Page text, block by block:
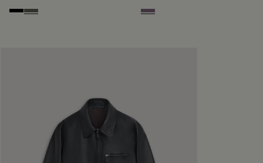
NoirForest Green Pastel Lilac